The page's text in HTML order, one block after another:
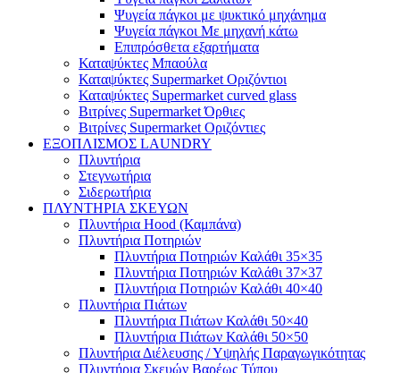
Ψυγεία πάγκοι με ψυκτικό μηχάνημα
Ψυγεία πάγκοι Με μηχανή κάτω
Επιπρόσθετα εξαρτήματα
Καταψύκτες Μπαούλα
Καταψύκτες Supermarket Οριζόντιοι
Καταψύκτες Supermarket curved glass
Βιτρίνες Supermarket Όρθιες
Βιτρίνες Supermarket Οριζόντιες
ΕΞΟΠΛΙΣΜΟΣ LAUNDRY
Πλυντήρια
Στεγνωτήρια
Σιδερωτήρια
ΠΛΥΝΤΗΡΙΑ ΣΚΕΥΩΝ
Πλυντήρια Hood (Καμπάνα)
Πλυντήρια Ποτηριών
Πλυντήρια Ποτηριών Καλάθι 35×35
Πλυντήρια Ποτηριών Καλάθι 37×37
Πλυντήρια Ποτηριών Καλάθι 40×40
Πλυντήρια Πιάτων
Πλυντήρια Πιάτων Καλάθι 50×40
Πλυντήρια Πιάτων Καλάθι 50×50
Πλυντήρια Διέλευσης / Υψηλής Παραγωγικότητας
Πλυντήρια Σκευών Βαρέως Τύπου